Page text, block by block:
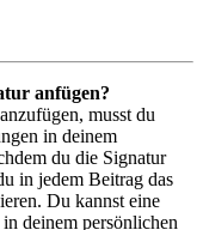
anfügen?
musst du
in deinem
du die Signatur
in jedem Beitrag das
Du kannst eine
deinem persönlichen